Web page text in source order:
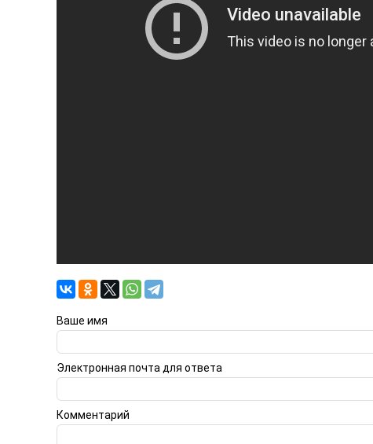
Ваше имя
Электронная почта для ответа
Комментарий